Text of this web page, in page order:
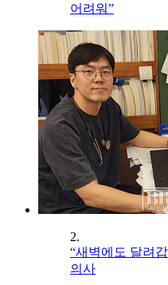
어려워”
2.
“새벽에도 달려
의사